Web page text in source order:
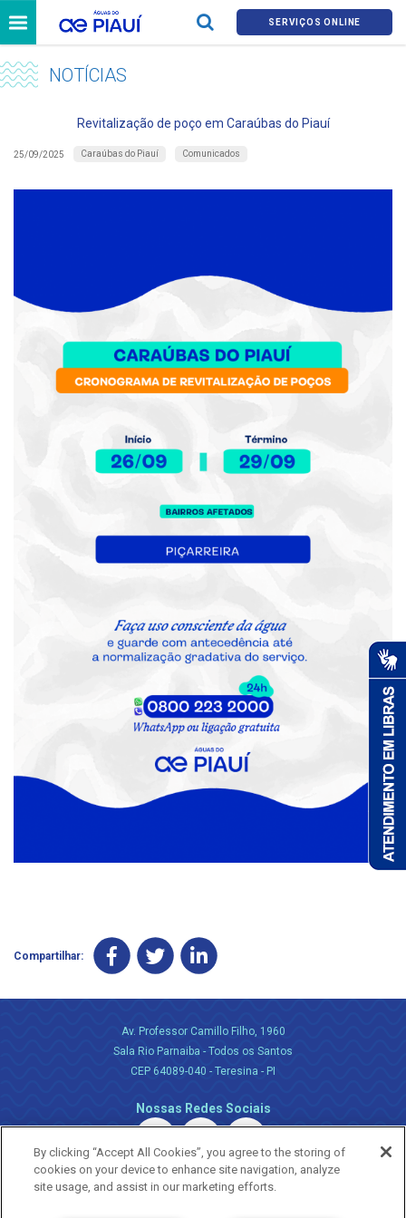
SERVIÇOS ONLINE
NOTÍCIAS
Revitalização de poço em Caraúbas do Piauí
25/09/2025 Caraúbas do Piauí Comunicados
Compartilhar:
Av. Professor Camillo Filho, 1960
Sala Rio Parnaiba - Todos os Santos
CEP 64089-040 - Teresina - PI
Nossas Redes Sociais
By clicking “Accept All Cookies”, you agree to the storing of
cookies on your device to enhance site navigation, analyze
site usage, and assist in our marketing efforts.